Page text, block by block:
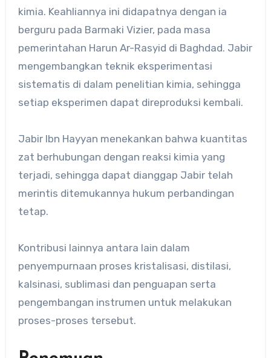
kimia. Keahliannya ini didapatnya dengan ia
berguru pada Barmaki Vizier, pada masa
pemerintahan Harun Ar-Rasyid di Baghdad. Jabir
mengembangkan teknik eksperimentasi
sistematis di dalam penelitian kimia, sehingga
setiap eksperimen dapat direproduksi kembali.
Jabir Ibn Hayyan menekankan bahwa kuantitas
zat berhubungan dengan reaksi kimia yang
terjadi, sehingga dapat dianggap Jabir telah
merintis ditemukannya hukum perbandingan
tetap.
Kontribusi lainnya antara lain dalam
penyempurnaan proses kristalisasi, distilasi,
kalsinasi, sublimasi dan penguapan serta
pengembangan instrumen untuk melakukan
proses-proses tersebut.